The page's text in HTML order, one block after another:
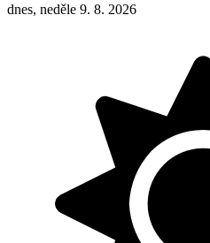
dnes, neděle 9. 8. 2026